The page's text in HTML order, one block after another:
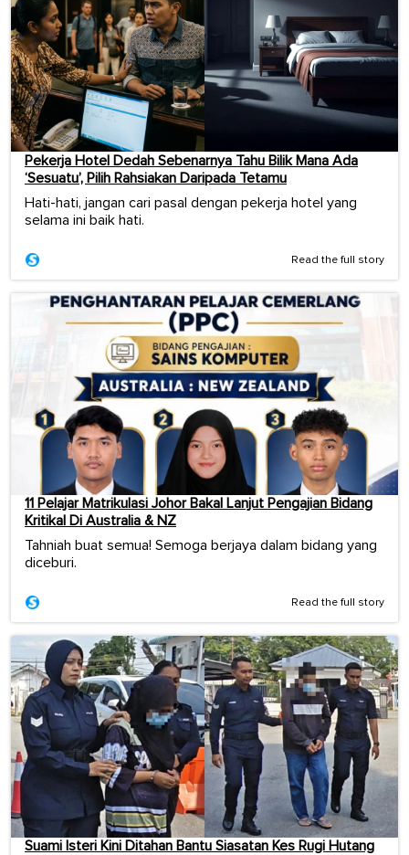
Pekerja Hotel Dedah Sebenarnya Tahu Bilik Mana Ada
‘Sesuatu’, Pilih Rahsiakan Daripada Tetamu
Hati-hati, jangan cari pasal dengan pekerja hotel yang
selama ini baik hati.
Read the full story
11 Pelajar Matrikulasi Johor Bakal Lanjut Pengajian Bidang
Kritikal Di Australia & NZ
Tahniah buat semua! Semoga berjaya dalam bidang yang
diceburi.
Read the full story
Suami Isteri Kini Ditahan Bantu Siasatan Kes Rugi Hutang